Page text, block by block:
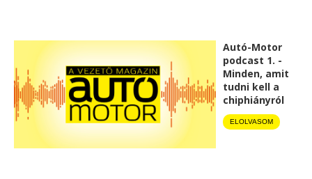
Autó-Motor
podcast 1. -
Minden, amit
tudni kell a
chiphiányról
ELOLVASOM